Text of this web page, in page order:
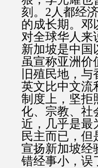
刻。2人都经
的成长期。邓
对全球华人来
新加坡是中国
虽宣称亚洲
旧殖民地，
英文比中文流
制度上，坚拒
化、宗教、社
近，几乎是最
民主而已，
宣扬新加坡经
错经事小，误